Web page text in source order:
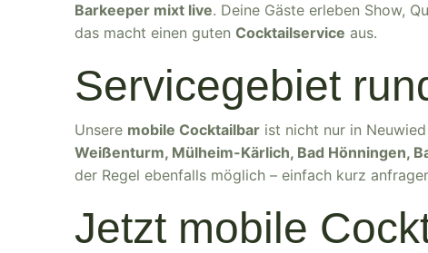
Barkeeper mixt live. Deine Gäste erleben Show,
das macht einen guten Cocktailservice aus.
Servicegebiet
Unsere mobile Cocktailbar ist nicht nur in
Weißenturm, Mülheim-Kärlich, Bad Hönningen,
der Regel ebenfalls möglich – einfach kurz
Jetzt mobile